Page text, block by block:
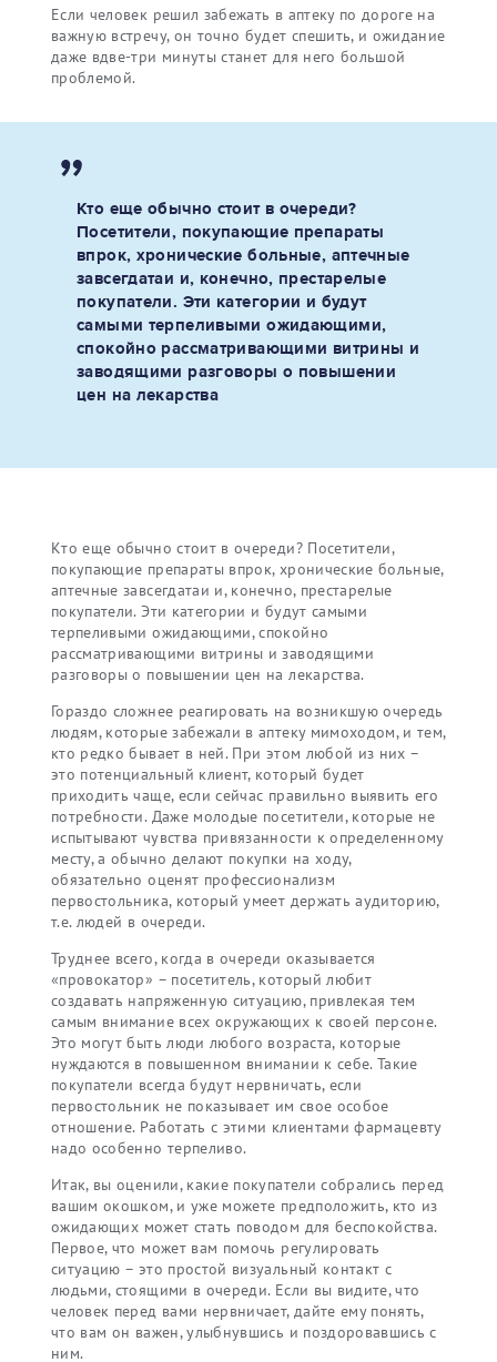
Если человек решил забежать в аптеку по дороге на
важную встречу, он точно будет спешить, и ожидание
даже вдве-три минуты станет для него большой
проблемой.
Кто еще обычно стоит в очереди?
Посетители, покупающие препараты
впрок, хронические больные, аптечные
завсегдатаи и, конечно, престарелые
покупатели. Эти категории и будут
самыми терпеливыми ожидающими,
спокойно рассматривающими витрины и
заводящими разговоры о повышении
цен на лекарства
Кто еще обычно стоит в очереди? Посетители,
покупающие препараты впрок, хронические больные,
аптечные завсегдатаи и, конечно, престарелые
покупатели. Эти категории и будут самыми
терпеливыми ожидающими, спокойно
рассматривающими витрины и заводящими
разговоры о повышении цен на лекарства.
Гораздо сложнее реагировать на возникшую очередь
людям, которые забежали в аптеку мимоходом, и тем,
кто редко бывает в ней. При этом любой из них –
это потенциальный клиент, который будет
приходить чаще, если сейчас правильно выявить его
потребности. Даже молодые посетители, которые не
испытывают чувства привязанности к определенному
месту, а обычно делают покупки на ходу,
обязательно оценят профессионализм
первостольника, который умеет держать аудиторию,
т.е. людей в очереди.
Труднее всего, когда в очереди оказывается
«провокатор» – посетитель, который любит
создавать напряженную ситуацию, привлекая тем
самым внимание всех окружающих к своей персоне.
Это могут быть люди любого возраста, которые
нуждаются в повышенном внимании к себе. Такие
покупатели всегда будут нервничать, если
первостольник не показывает им свое особое
отношение. Работать с этими клиентами фармацевту
надо особенно терпеливо.
Итак, вы оценили, какие покупатели собрались перед
вашим окошком, и уже можете предположить, кто из
ожидающих может стать поводом для беспокойства.
Первое, что может вам помочь регулировать
ситуацию – это простой визуальный контакт с
людьми, стоящими в очереди. Если вы видите, что
человек перед вами нервничает, дайте ему понять,
что вам он важен, улыбнувшись и поздоровавшись с
ним.